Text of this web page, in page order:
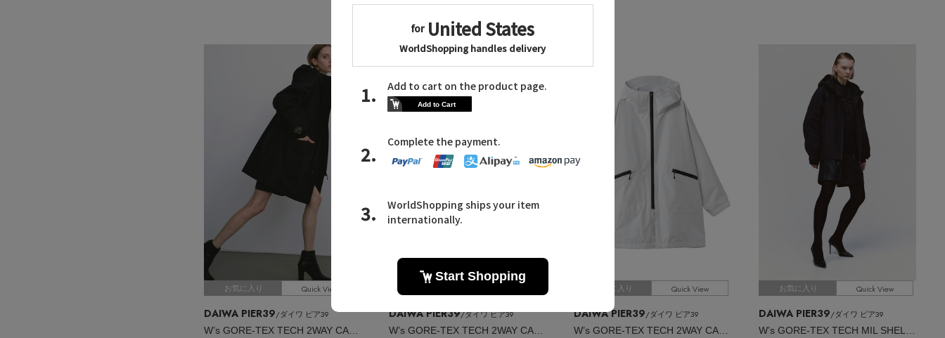
お気に入り Quick View
DAIWA PIER39/ダイワ ピア39
DAIWA PIER39/ダイワ ピア39
お気に入り Quick View
DAIWA PIER39/ダイワ ピア39
お気に入り Quick View
DAIWA PIER39/ダイワ ピア39